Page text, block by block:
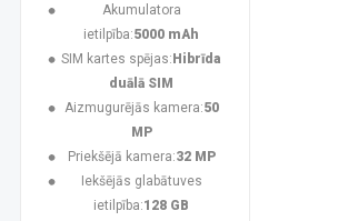
Akumulatora
ietilpība:5000 mAh
SIM kartes spējas: Hibrīda
duālā SIM
Aizmugurējās kamera:50
MP
Priekšējā kamera:32 MP
Iekšējās glabātuves
ietilpība:128 GB